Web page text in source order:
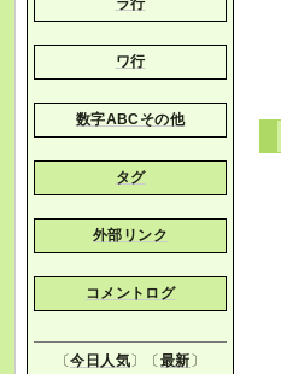
ラ行
ワ行
数字ABCその他
タグ
外部リンク
コメントログ
〔今日人気〕〔 最新 〕